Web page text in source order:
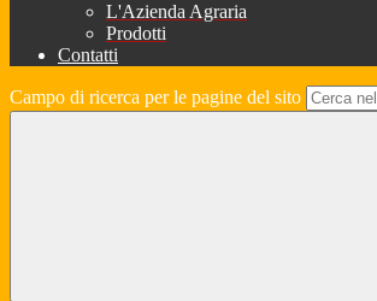
L'Azienda Agraria
Prodotti
Contatti
Campo di ricerca per le pagine del sito